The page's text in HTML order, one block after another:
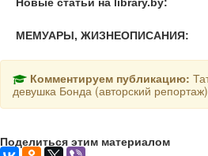
МЕМУАРЫ, ЖИЗНЕОПИСАНИЯ:
Комментируем публикацию:
девушка Бонда (авторский репортаж)
Поделиться этим материалом